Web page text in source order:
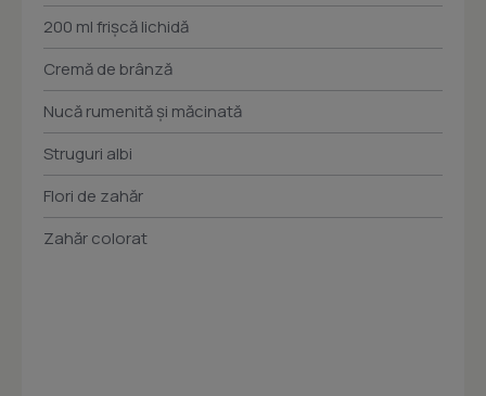
200 ml frişcă lichidă
Cremă de brânză
Nucă rumenită şi măcinată
Struguri albi
Flori de zahăr
Zahăr colorat